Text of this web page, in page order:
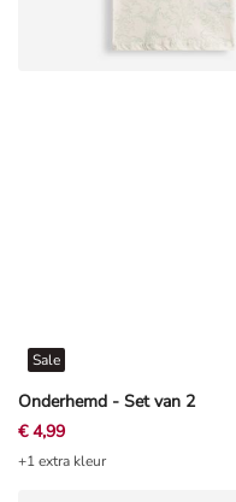
Onderhemd - Set van 2
Sale
€ 4,99
+1 extra kleur